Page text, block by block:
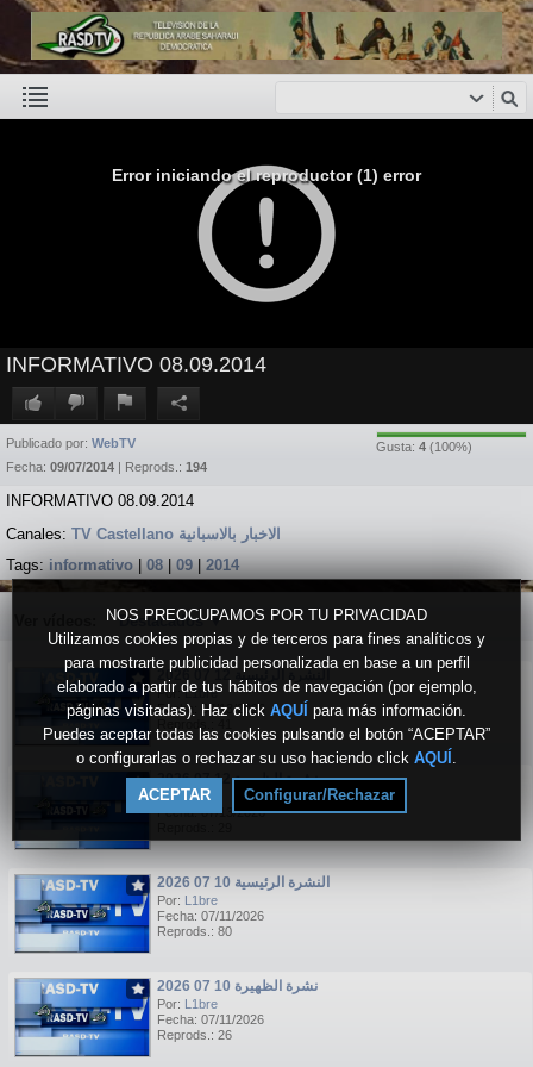
NOS PREOCUPAMOS POR TU PRIVACIDAD
Utilizamos cookies propias y de terceros para fines analíticos y
para mostrarte publicidad personalizada en base a un perfil
elaborado a partir de tus hábitos de navegación (por ejemplo,
páginas visitadas). Haz click AQUÍ para más información.
Puedes aceptar todas las cookies pulsando el botón “ACEPTAR”
o configurarlas o rechazar su uso haciendo click AQUÍ .
ACEPTAR Configurar/Rechazar
Error iniciando el reproductor (1) error
INFORMATIVO 08.09.2014
Gusta: 4 (100%)
Publicado por: WebTV
Fecha: 09/07/2014 | Reprods.: 194
INFORMATIVO 08.09.2014
Canales:
TV Castellano الاخبار بالاسبانية
Tags: informativo | 08 | 09 | 2014
Destacados ▼
النشرة الرئيسية 12 07 2026
Por:L1bre
Fecha: 07/13/2026
Reprods.: 41
نشرة الظهيرة 12 07 2026
Por: L1bre
Fecha: 07/13/2026
النشرة الرئيسية 10 07 2026
Por: L1bre
Fecha: 07/11/2026
Reprods.: 80
نشرة الظهيرة 10 07 2026
Por: L1bre
Fecha: 07/11/2026
Reprods.: 26